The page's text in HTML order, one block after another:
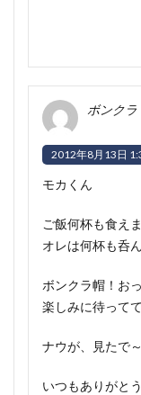
ボンクラ
2012年8月13日
モカくん
ご飯何杯も食え
オレは何杯も呑
ボンクラ帽！お
楽しみに待って
ナウが、見たで
いつもありがと